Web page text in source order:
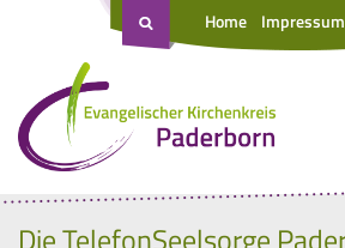
Home Impressum
Die TelefonSeelsorge